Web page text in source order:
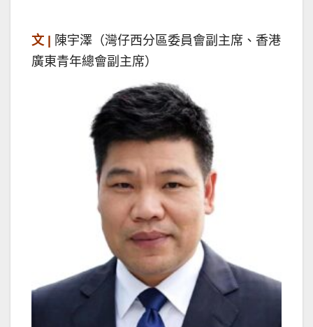
文 |
陳宇澤（灣仔西分區委員會副主席、香港
廣東青年總會副主席）